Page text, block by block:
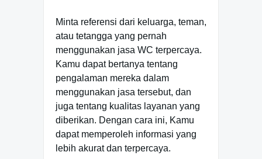
Minta referensi dari keluarga, teman,
atau tetangga yang pernah
menggunakan jasa WC terpercaya.
Kamu dapat bertanya tentang
pengalaman mereka dalam
menggunakan jasa tersebut, dan
juga tentang kualitas layanan yang
diberikan. Dengan cara ini, Kamu
dapat memperoleh informasi yang
lebih akurat dan terpercaya.